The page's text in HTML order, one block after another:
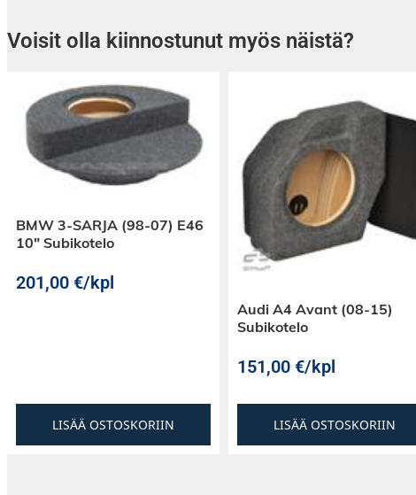
Voisit olla kiinnostunut myös näistä?
BMW 3-SARJA (98-07) E46
10″ Subikotelo
201,00 €/kpl
LISÄÄ OSTOSKORIIN
Audi A4 Avant (08-15)
Subikotelo
151,00 €/kpl
LISÄÄ OSTOSKORIIN